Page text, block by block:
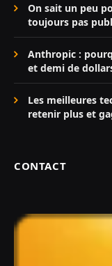
On sait un peu
toujours pas
Anthropic :
et demi de
Les meilleures
retenir plus et
CONTACT